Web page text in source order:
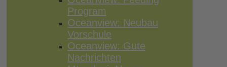
Program
Oceanview: Neubau
Vorschule
Oceanview: Gute
Nachrichten